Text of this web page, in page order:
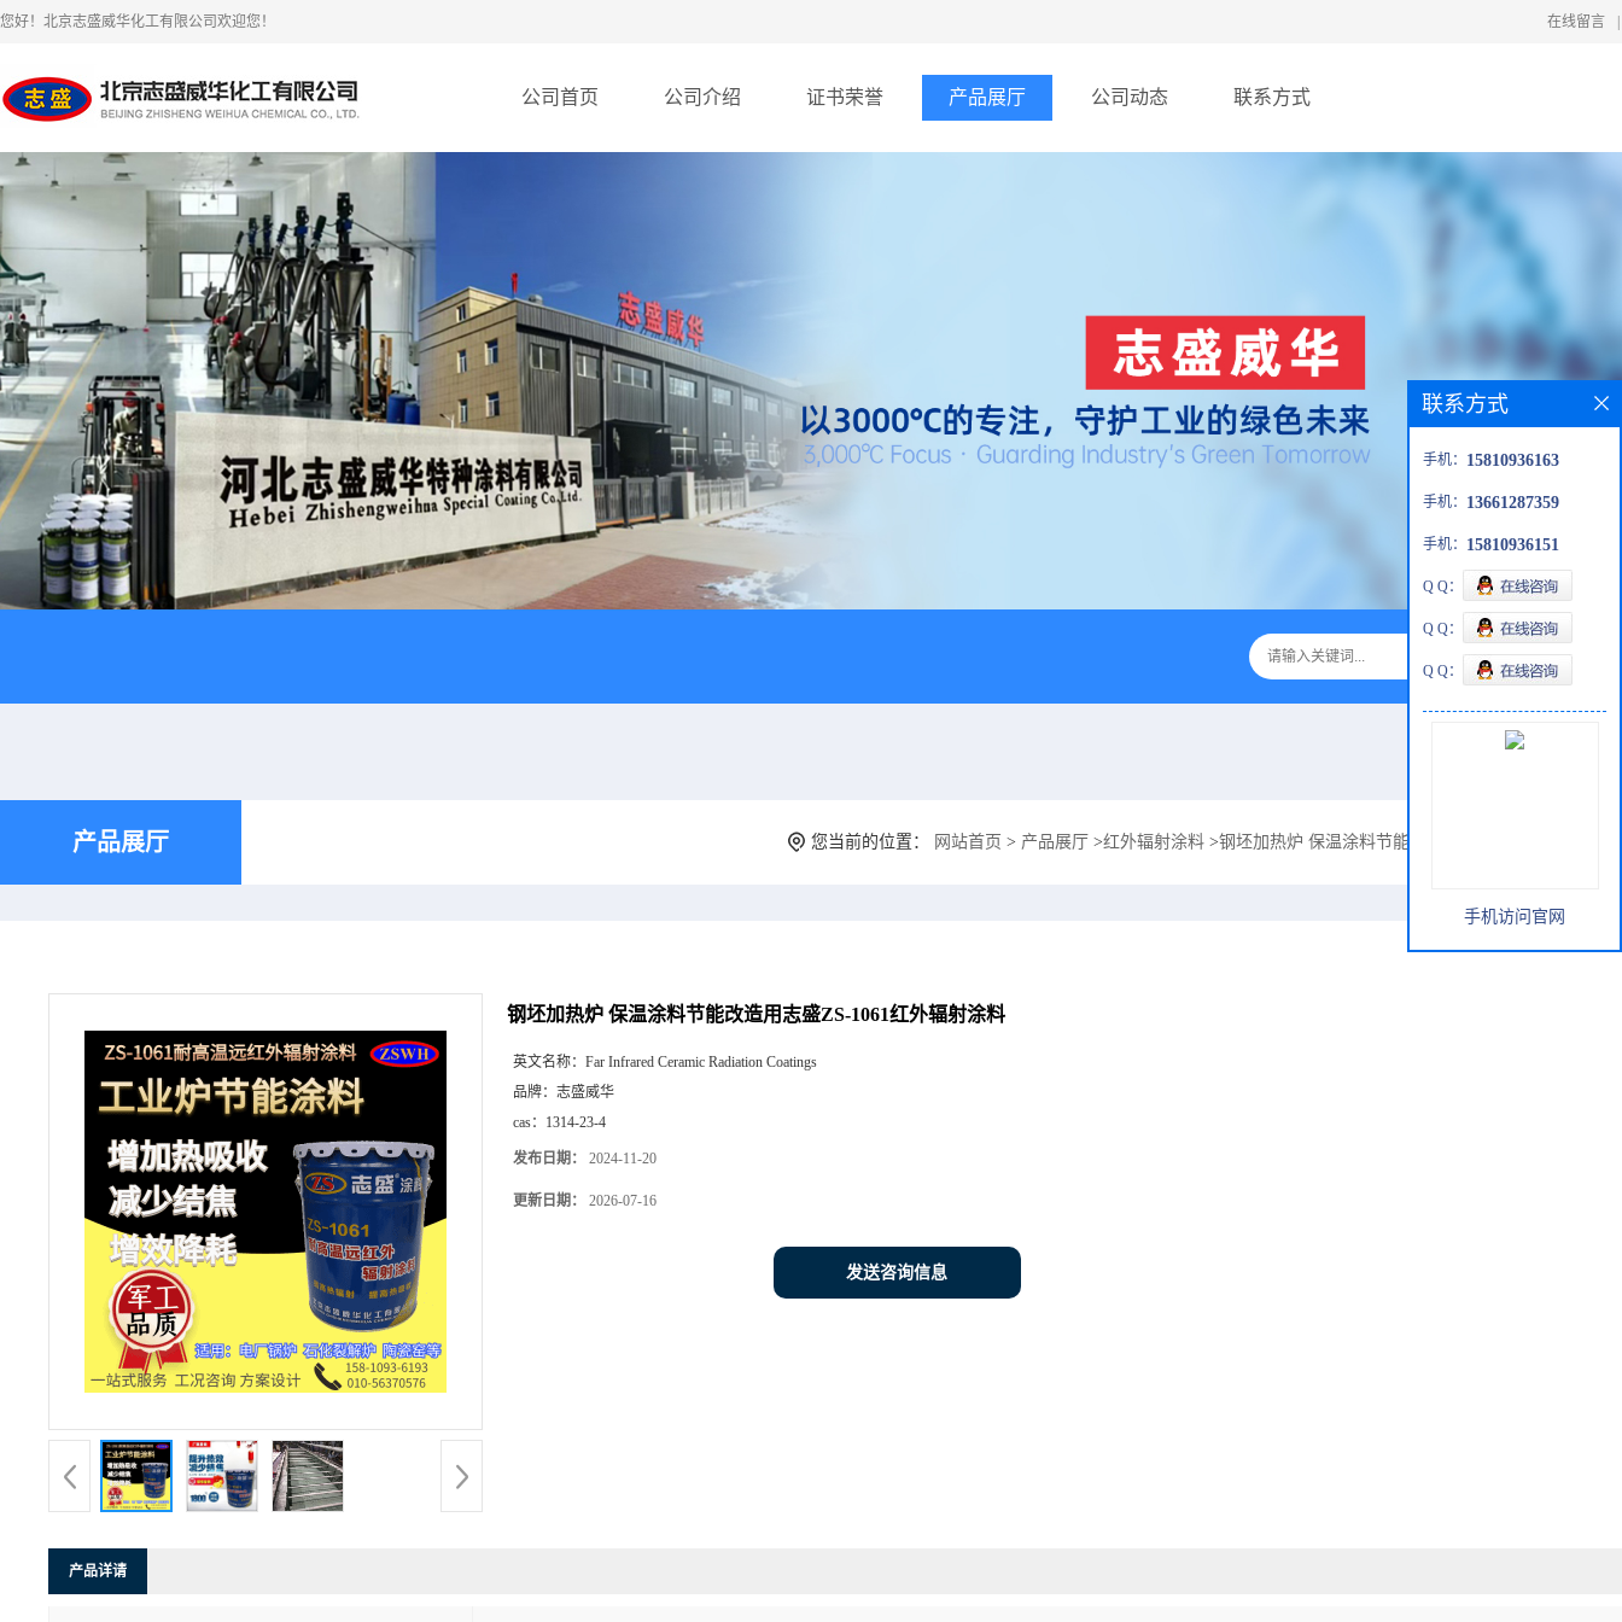
您好！北京志盛威华化工有限公司欢迎您！ 在线留言
公司首页 公司介绍 证书荣誉 产品展厅 公司动态 联系方式
产品展厅 您当前的位置： 网站首页 > 产品展厅 >红外辐射涂料 >钢坯加热炉 保温涂料节能改造用志盛ZS-1061红外辐
钢坯加热炉 保温涂料节能改造用志盛ZS-1061红外辐射涂料
英文名称： Far Infrared Ceramic Radiation Coatings
品牌： 志盛威华
cas： 1314-23-4
发布日期： 2024-11-20
更新日期： 2026-07-16
发送咨询信息
产品详请
联系方式
手机： 15810936163
手机： 13661287359
手机： 15810936151
Q Q：
Q Q：
Q Q：
手机访问官网